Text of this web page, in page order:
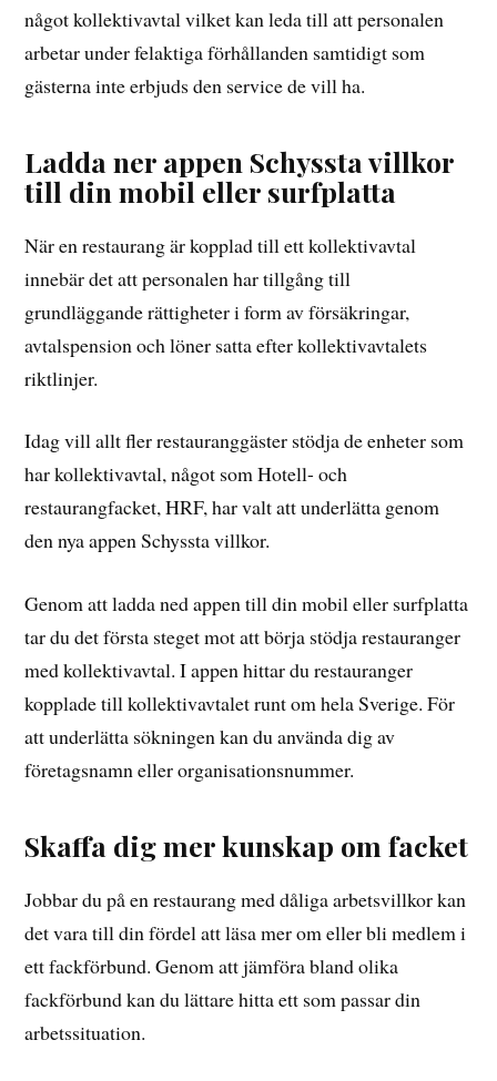
något kollektivavtal vilket kan leda till att personalen
arbetar under felaktiga förhållanden samtidigt som
gästerna inte erbjuds den service de vill ha.
Ladda ner appen Schyssta villkor
till din mobil eller surfplatta
När en restaurang är kopplad till ett kollektivavtal
innebär det att personalen har tillgång till
grundläggande rättigheter i form av försäkringar,
avtalspension och löner satta efter kollektivavtalets
riktlinjer.
Idag vill allt fler restauranggäster stödja de enheter som
har kollektivavtal, något som Hotell- och
restaurangfacket, HRF, har valt att underlätta genom
den nya appen Schyssta villkor.
Genom att ladda ned appen till din mobil eller surfplatta
tar du det första steget mot att börja stödja restauranger
med kollektivavtal. I appen hittar du restauranger
kopplade till kollektivavtalet runt om hela Sverige. För
att underlätta sökningen kan du använda dig av
företagsnamn eller organisationsnummer.
Skaffa dig mer kunskap om facket
Jobbar du på en restaurang med dåliga arbetsvillkor kan
det vara till din fördel att läsa mer om eller bli medlem i
ett fackförbund. Genom att jämföra bland olika
fackförbund kan du lättare hitta ett som passar din
arbetssituation.